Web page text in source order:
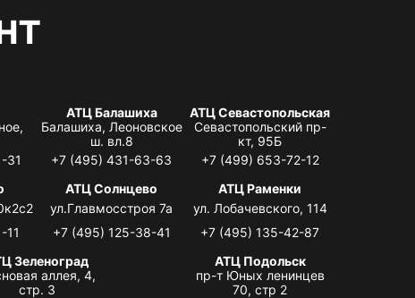
31
АТЦ Балашиха
Балашиха, Леоновское
ш. вл.8
+7 (495) 431-63-63
АТЦ Севастопольская
Севастопольский пр-
кт, 95Б
+7 (499) 653-72-12
11
АТЦ Солнцево
ул.Главмосстроя 7а
+7 (495) 125-38-41
АТЦ Раменки
ул. Лобачевского, 114
+7 (495) 135-42-87
Зеленоград
аллея, 4,
стр. 3
АТЦ Подольск
пр-т Юных ленинцев
70, стр 2